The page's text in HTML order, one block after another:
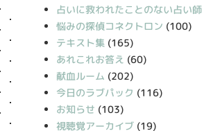
占いに救われたことのない占い師
悩みの探偵コネクトロン (100)
テキスト集 (165)
あれこれお答え (60)
献血ルーム (202)
今日のラブパック (116)
お知らせ (103)
視聴覚アーカイブ (19)